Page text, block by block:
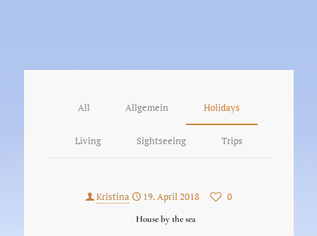
All Allgemein Holidays
Living Sightseeing Trips
Kristina 19. April 2018 0
House by the sea